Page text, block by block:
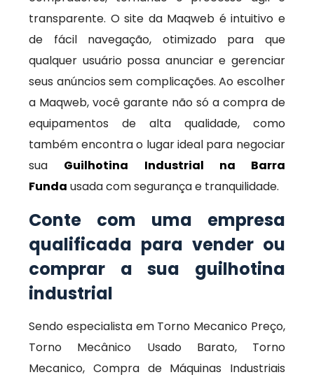
transparente. O site da Maqweb é intuitivo e
de fácil navegação, otimizado para que
qualquer usuário possa anunciar e gerenciar
seus anúncios sem complicações. Ao escolher
a Maqweb, você garante não só a compra de
equipamentos de alta qualidade, como
também encontra o lugar ideal para negociar
sua Guilhotina Industrial na Barra
Funda usada com segurança e tranquilidade.
Conte com uma empresa
qualificada para vender ou
comprar a sua guilhotina
industrial
Sendo especialista em Torno Mecanico Preço,
Torno Mecânico Usado Barato, Torno
Mecanico, Compra de Máquinas Industriais